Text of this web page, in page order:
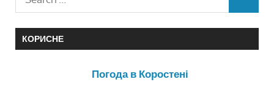
КОРИСНЕ
Погода в Коростені